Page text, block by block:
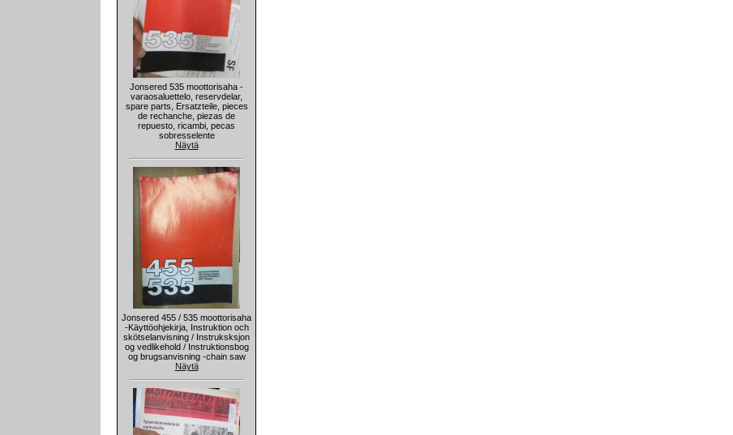
Jonsered 535 moottorisaha -
varaosaluettelo, reservdelar,
spare parts, Ersatzteile, pieces
de rechanche, piezas de
repuesto, ricambi, pecas
sobresselente
Näytä
Jonsered 455 / 535 moottorisaha
-Käyttöohjekirja, Instruktion och
skötselanvisning / Instruksksjon
og vedlikehold / Instruktionsbog
og brugsanvisning -chain saw
Näytä